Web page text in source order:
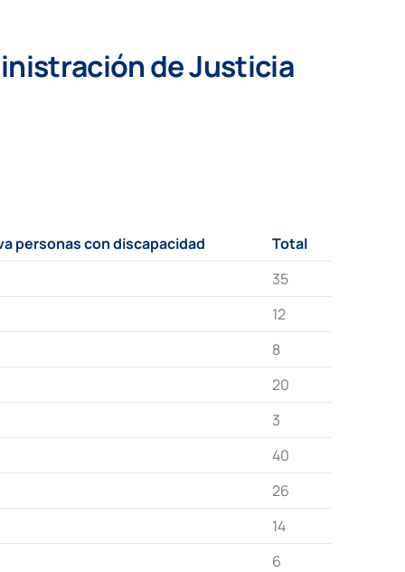
de Justicia
personas con discapacidad
Total
35
12
8
20
3
40
26
14
6